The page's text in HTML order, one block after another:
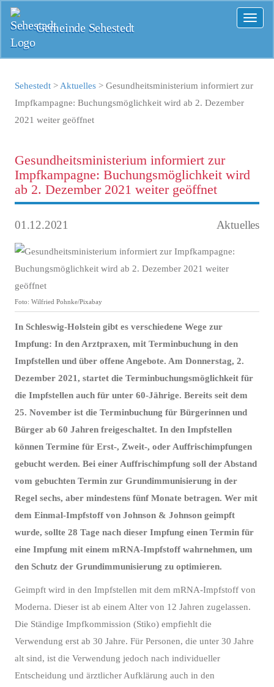
Gemeinde Sehestedt
Sehestedt > Aktuelles > Gesundheitsministerium informiert zur
Impfkampagne: Buchungsmöglichkeit wird ab 2. Dezember
2021 weiter geöffnet
Gesundheitsministerium informiert zur
Impfkampagne: Buchungsmöglichkeit wird
ab 2. Dezember 2021 weiter geöffnet
01.12.2021 Aktuelles
Foto: Wilfried Pohnke/Pixabay
In Schleswig-Holstein gibt es verschiedene Wege zur
Impfung: In den Arztpraxen, mit Terminbuchung in den
Impfstellen und über offene Angebote. Am Donnerstag, 2.
Dezember 2021, startet die Terminbuchungsmöglichkeit für
die Impfstellen auch für unter 60-Jährige. Bereits seit dem
25. November ist die Terminbuchung für Bürgerinnen und
Bürger ab 60 Jahren freigeschaltet. In den Impfstellen
können Termine für Erst-, Zweit-, oder Auffrischimpfungen
gebucht werden. Bei einer Auffrischimpfung soll der Abstand
vom gebuchten Termin zur Grundimmunisierung in der
Regel sechs, aber mindestens fünf Monate betragen. Wer mit
dem Einmal-Impfstoff von Johnson & Johnson geimpft
wurde, sollte 28 Tage nach dieser Impfung einen Termin für
eine Impfung mit einem mRNA-Impfstoff wahrnehmen, um
den Schutz der Grundimmunisierung zu optimieren.
Geimpft wird in den Impfstellen mit dem mRNA-Impfstoff von
Moderna. Dieser ist ab einem Alter von 12 Jahren zugelassen.
Die Ständige Impfkommission (Stiko) empfiehlt die
Verwendung erst ab 30 Jahre. Für Personen, die unter 30 Jahre
alt sind, ist die Verwendung jedoch nach individueller
Entscheidung und ärztlicher Aufklärung auch in den